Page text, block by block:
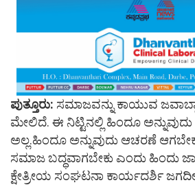
ಪುತ್ತೂರು: ಸಮಾಜವನ್ನು ಕಾಯುವ
ಮೇಲಿದೆ. ಈ ನಿಟ್ಟಿನಲ್ಲಿ ಹಿಂದೂ
ಅಲ್ಲ.ಹಿಂದೂ ಅನ್ನುವುದು ಆಚರಣೆ
ಸಮಾಜ ಬದ್ಧವಾಗಬೇಕು ಎಂದು ಹಿಂದು
ಕ್ಷೇತ್ರೀಯ ಸಂಘಟನಾ ಕಾರ್ಯದರ್ಶಿ